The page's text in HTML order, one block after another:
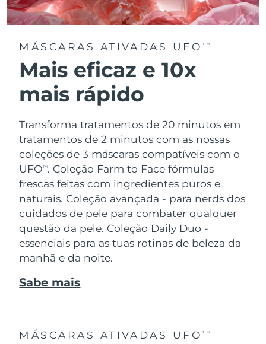
MÁSCARAS ATIVADAS UFOTM
Mais eficaz e 10x
mais rápido
Transforma tratamentos de 20 minutos em
tratamentos de 2 minutos com as nossas
coleções de 3 máscaras compatíveis com o
UFOTM. Coleção Farm to Face fórmulas
frescas feitas com ingredientes puros e
naturais. Coleção avançada - para nerds dos
cuidados de pele para combater qualquer
questão da pele. Coleção Daily Duo -
essenciais para as tuas rotinas de beleza da
manhã e da noite.
Sabe mais
MÁSCARAS ATIVADAS UFOTM